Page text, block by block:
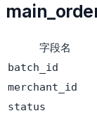
字段名
batch_id
merchant_id
status